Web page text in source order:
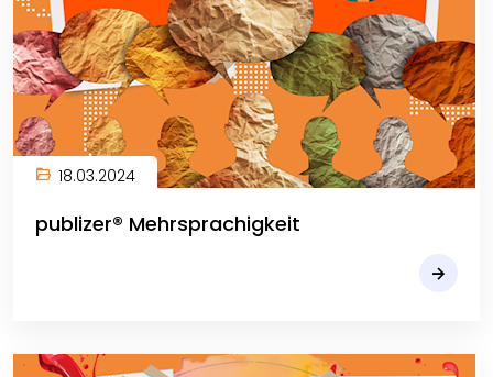
18.03.2024
publizer® Mehrsprachigkeit